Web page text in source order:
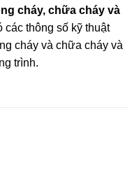
cháy, chữa cháy và
các thông số kỹ thuật
cháy và chữa cháy và
trình.